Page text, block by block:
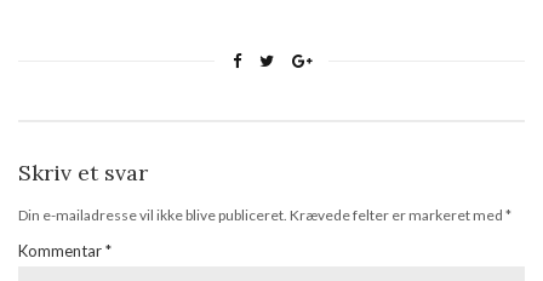
Skriv et svar
Din e-mailadresse vil ikke blive publiceret. Krævede felter er markeret med *
Kommentar*